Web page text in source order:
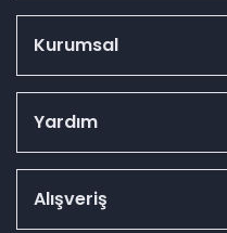
Kurumsal
Yardım
Alışveriş